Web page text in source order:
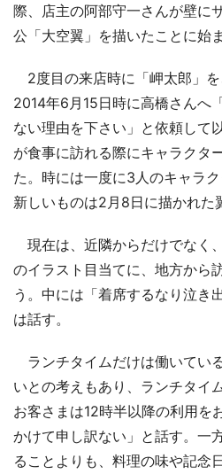
際、店主の阿部守一さんが壁に
公「大空翼」を描いたことに始ま
2度目の来店時に「岬太郎」
2014年6月15日時に高橋さんへ
ない理由を下さい」と依頼して
が食事に訪れる際にキャラクタ
た。時には一度に3人のキャラ
新しいものは2月8日に描かれた
現在は、近隣からだけでなく
のイラスト目当てに、地方から
う。中には「着席するなり泣き
は話す。
ランチタイムだけは働いてい
いとの考えもあり、ランチタイ
お客さまは12時半以降の利用を
かけて申し訳ない」と話す。一
ることよりも、料理の味や記念